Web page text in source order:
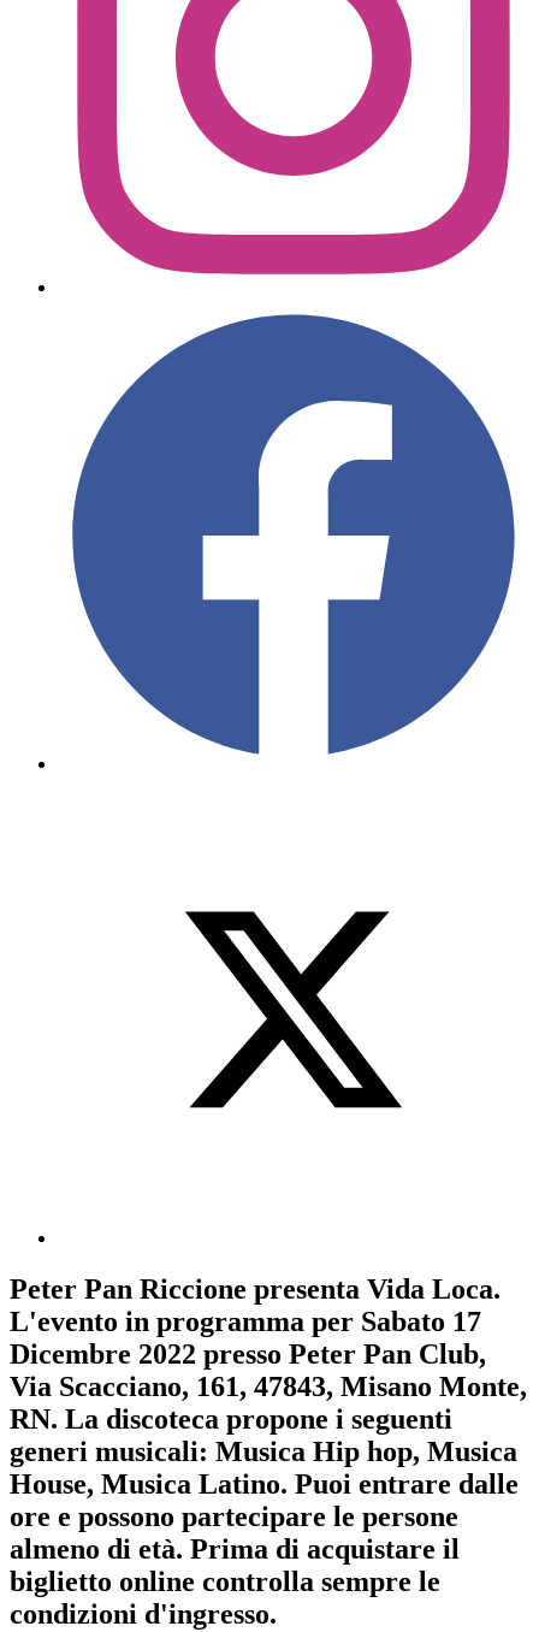
Peter Pan Riccione presenta Vida Loca.
L'evento in programma per Sabato 17
Dicembre 2022 presso Peter Pan Club,
Via Scacciano, 161, 47843, Misano Monte,
RN. La discoteca propone i seguenti
generi musicali: Musica Hip hop, Musica
House, Musica Latino. Puoi entrare dalle
ore e possono partecipare le persone
almeno di età. Prima di acquistare il
biglietto online controlla sempre le
condizioni d'ingresso.